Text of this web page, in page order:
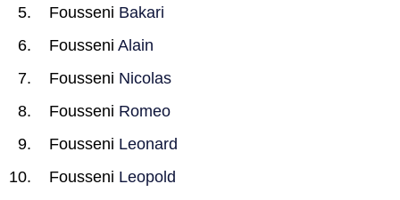
Fousseni Bakari
Fousseni Alain
Fousseni Nicolas
Fousseni Romeo
Fousseni Leonard
Fousseni Leopold